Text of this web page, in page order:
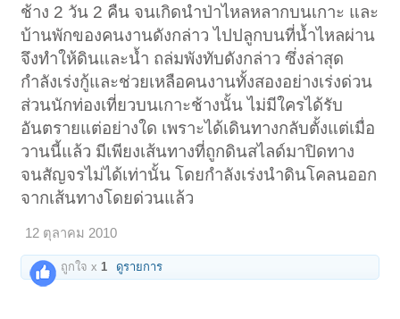
ช้าง 2 วัน 2 คืน จนเกิดนำป่าไหลหลากบนเกาะ และ
บ้านพักของคนงานดังกล่าว ไปปลูกบนที่น้ำไหลผ่าน
จึงทำให้ดินและน้ำ ถล่มพังทับดังกล่าว ซึ่งล่าสุด
กำลังเร่งกู้และช่วยเหลือคนงานทั้งสองอย่างเร่งด่วน
ส่วนนักท่องเที่ยวบนเกาะช้างนั้น ไม่มีใครได้รับ
อันตรายแต่อย่างใด เพราะได้เดินทางกลับตั้งแต่เมื่อ
วานนี้แล้ว มีเพียงเส้นทางที่ถูกดินสไลด์มาปิดทาง
จนสัญจรไม่ได้เท่านั้น โดยกำลังเร่งนำดินโคลนออก
จากเส้นทางโดยด่วนแล้ว
12 ตุลาคม 2010
ถูกใจ x1 ดูรายการ